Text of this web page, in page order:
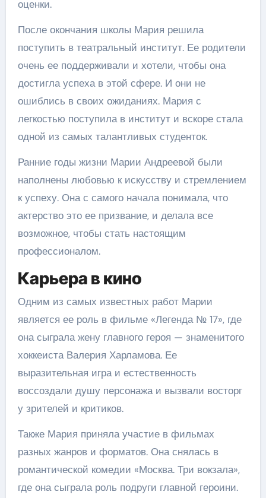
оценки.
После окончания школы Мария решила
поступить в театральный институт. Ее родители
очень ее поддерживали и хотели, чтобы она
достигла успеха в этой сфере. И они не
ошиблись в своих ожиданиях. Мария с
легкостью поступила в институт и вскоре стала
одной из самых талантливых студенток.
Ранние годы жизни Марии Андреевой были
наполнены любовью к искусству и стремлением
к успеху. Она с самого начала понимала, что
актерство это ее призвание, и делала все
возможное, чтобы стать настоящим
профессионалом.
Карьера в кино
Одним из самых известных работ Марии
является ее роль в фильме «Легенда № 17», где
она сыграла жену главного героя — знаменитого
хоккеиста Валерия Харламова. Ее
выразительная игра и естественность
воссоздали душу персонажа и вызвали восторг
у зрителей и критиков.
Также Мария приняла участие в фильмах
разных жанров и форматов. Она снялась в
романтической комедии «Москва. Три вокзала»,
где она сыграла роль подруги главной героини.